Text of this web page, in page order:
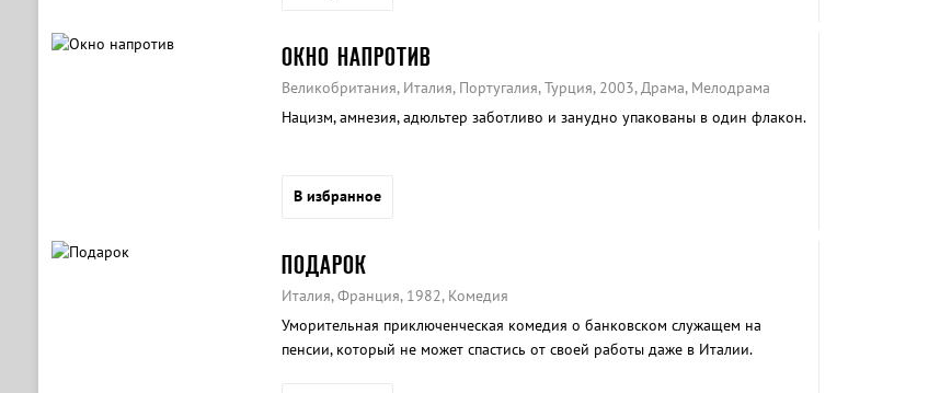
ОКНО НАПРОТИВ
Великобритания, Италия, Португалия, Турция, 2003, Драма, Мелодрама
Нацизм, амнезия, адюльтер заботливо и занудно упакованы в один флакон.
В избранное
ПОДАРОК
Италия, Франция, 1982, Комедия
Уморительная приключенческая комедия о банковском служащем на
пенсии, который не может спастись от своей работы даже в Италии.